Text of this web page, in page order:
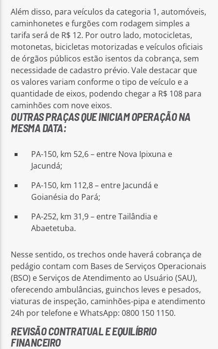
Além disso, para veículos da categoria 1, automóveis,
caminhonetes e furgões com rodagem simples a
tarifa será de R$ 12. Por outro lado, motocicletas,
motonetas, bicicletas motorizadas e veículos oficiais
de órgãos públicos estão isentos da cobrança, sem
necessidade de cadastro prévio. Vale destacar que
os valores variam conforme o tipo de veículo e a
quantidade de eixos, podendo chegar a R$ 108 para
caminhões com nove eixos.
OUTRAS PRAÇAS QUE INICIAM OPERAÇÃO NA
MESMA DATA:
PA-150, km 52,6 – entre Nova Ipixuna e
Jacundá;
PA-150, km 112,8 – entre Jacundá e
Goianésia do Pará;
PA-252, km 31,9 – entre Tailândia e
Abaetetuba.
Nesse sentido, os trechos onde haverá cobrança de
pedágio contam com Bases de Serviços Operacionais
(BSO) e Serviços de Atendimento ao Usuário (SAU),
oferecendo ambulâncias, guinchos leves e pesados,
viaturas de inspeção, caminhões-pipa e atendimento
24h por telefone e WhatsApp: 0800 150 1150.
REVISÃO CONTRATUAL E EQUILÍBRIO
FINANCEIRO